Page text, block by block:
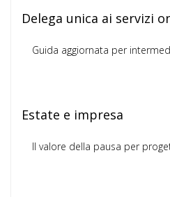
Delega unica ai servizi
Guida aggiornata per
Estate e impresa
Il valore della pausa per